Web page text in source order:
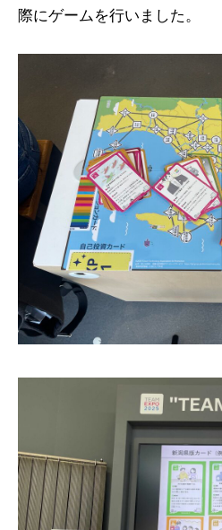
際にゲームを行いました。